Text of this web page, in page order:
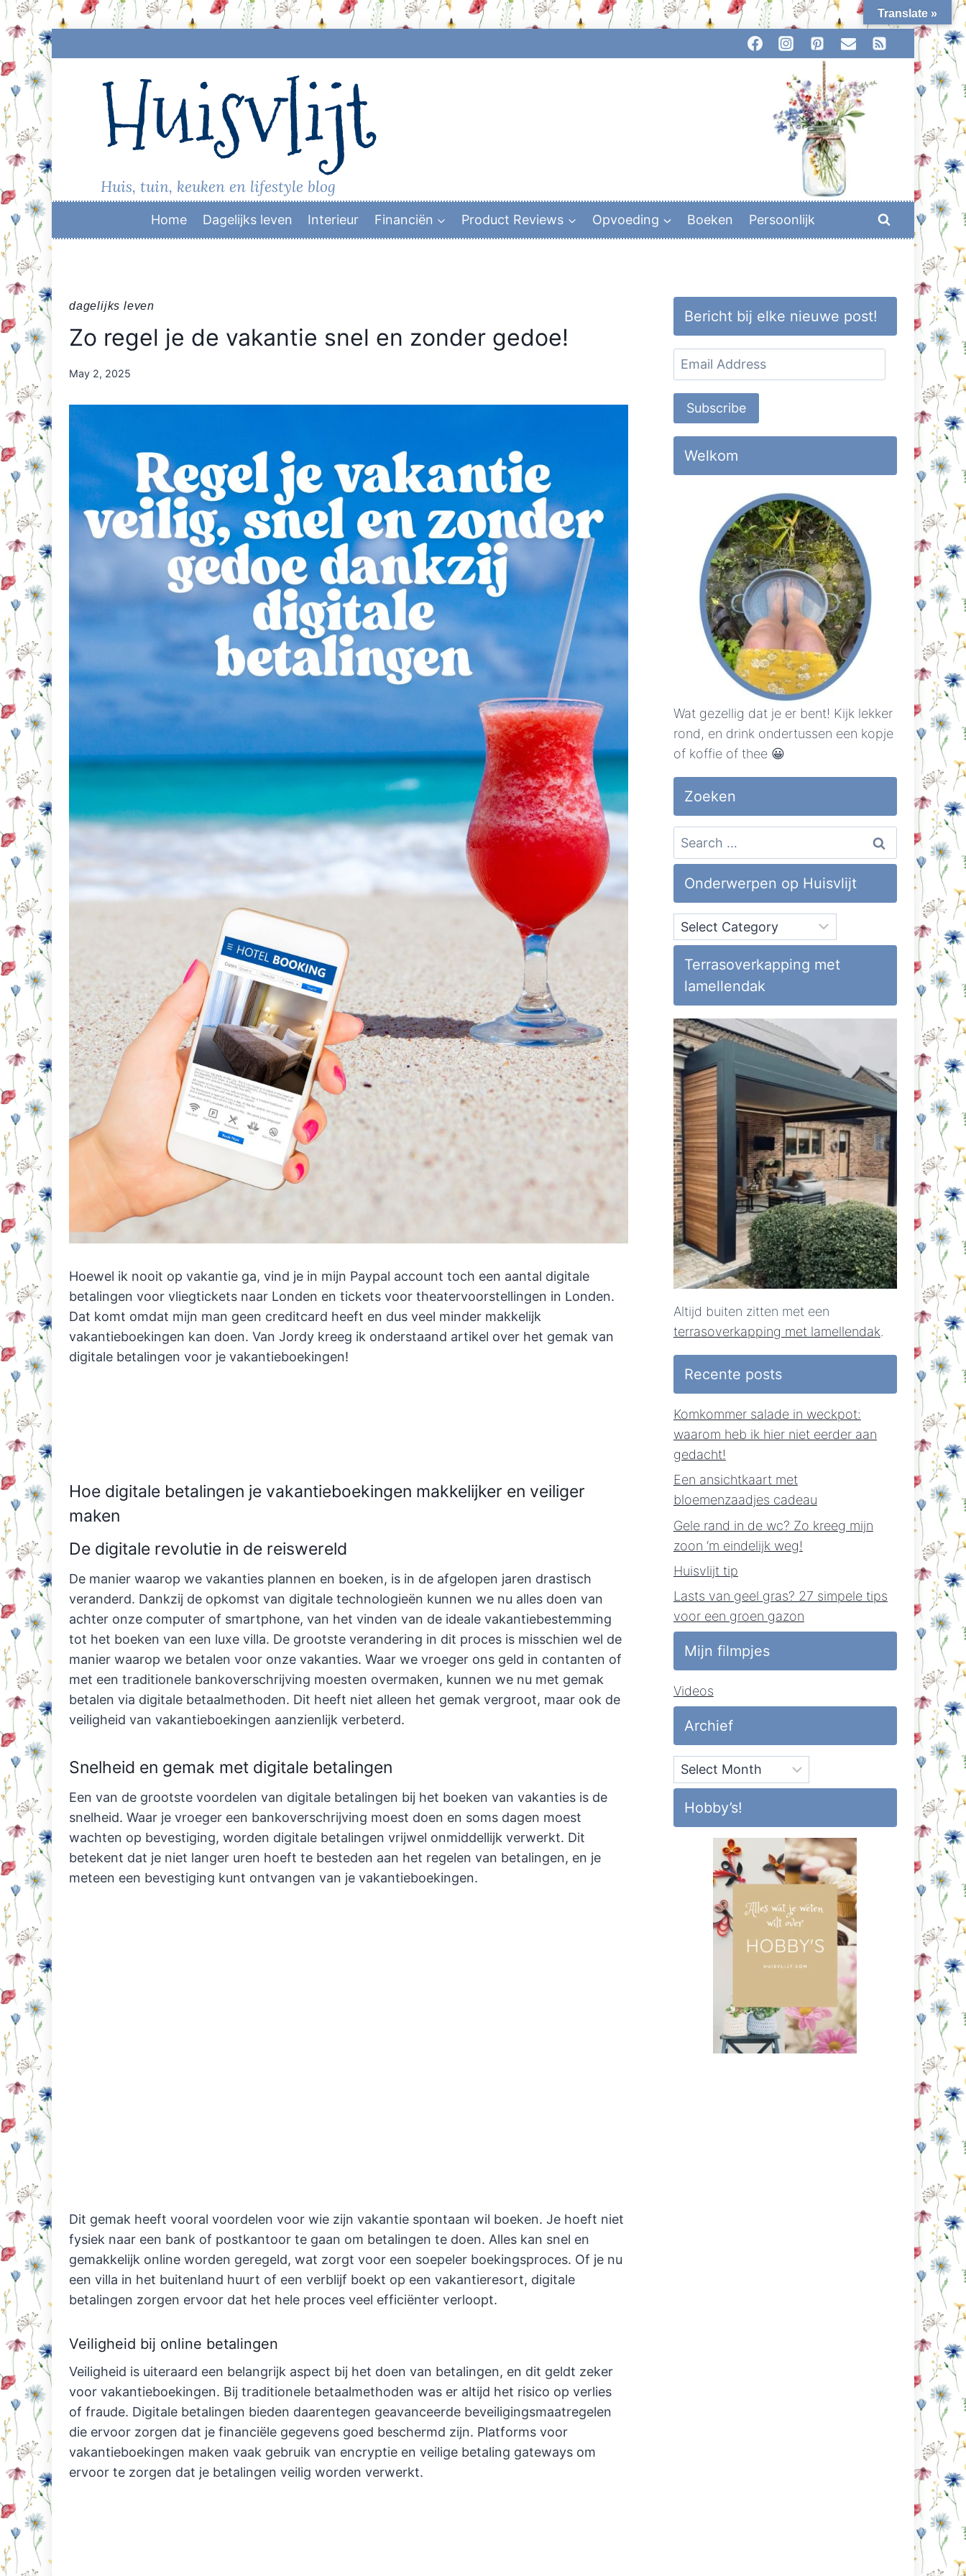
Skip
to
Huisvlijt
Huis, tuin, keuken en lifestyle blog
Home Dagelijks leven Interieur Financiën Product Reviews Opvoeding Boeken Persoonlijk
dagelijks leven
Zo regel je de vakantie snel en zonder gedoe!
By
Orriëns
May 2, 2025
Hoewel ik nooit op vakantie ga, vind je in mijn Paypal account toch een aantal digitale
betalingen voor vliegtickets naar Londen en tickets voor theatervoorstellingen in Londen.
Dat komt omdat mijn man geen creditcard heeft en dus veel minder makkelijk
vakantieboekingen kan doen. Van Jordy kreeg ik onderstaand artikel over het gemak van
digitale betalingen voor je vakantieboekingen!
Hoe digitale betalingen je vakantieboekingen makkelijker en veiliger
maken
De digitale revolutie in de reiswereld
De manier waarop we vakanties plannen en boeken, is in de afgelopen jaren drastisch
veranderd. Dankzij de opkomst van digitale technologieën kunnen we nu alles doen van
achter onze computer of smartphone, van het vinden van de ideale vakantiebestemming
tot het boeken van een luxe villa. De grootste verandering in dit proces is misschien wel de
manier waarop we betalen voor onze vakanties. Waar we vroeger ons geld in contanten of
met een traditionele bankoverschrijving moesten overmaken, kunnen we nu met gemak
betalen via digitale betaalmethoden. Dit heeft niet alleen het gemak vergroot, maar ook de
veiligheid van vakantieboekingen aanzienlijk verbeterd.
Snelheid en gemak met digitale betalingen
Een van de grootste voordelen van digitale betalingen bij het boeken van vakanties is de
snelheid. Waar je vroeger een bankoverschrijving moest doen en soms dagen moest
wachten op bevestiging, worden digitale betalingen vrijwel onmiddellijk verwerkt. Dit
betekent dat je niet langer uren hoeft te besteden aan het regelen van betalingen, en je
meteen een bevestiging kunt ontvangen van je vakantieboekingen.
Dit gemak heeft vooral voordelen voor wie zijn vakantie spontaan wil boeken. Je hoeft niet
fysiek naar een bank of postkantoor te gaan om betalingen te doen. Alles kan snel en
gemakkelijk online worden geregeld, wat zorgt voor een soepeler boekingsproces. Of je nu
een villa in het buitenland huurt of een verblijf boekt op een vakantieresort, digitale
betalingen zorgen ervoor dat het hele proces veel efficiënter verloopt.
Veiligheid bij online betalingen
Veiligheid is uiteraard een belangrijk aspect bij het doen van betalingen, en dit geldt zeker
voor vakantieboekingen. Bij traditionele betaalmethoden was er altijd het risico op verlies
of fraude. Digitale betalingen bieden daarentegen geavanceerde beveiligingsmaatregelen
die ervoor zorgen dat je financiële gegevens goed beschermd zijn. Platforms voor
vakantieboekingen maken vaak gebruik van encryptie en veilige betaling gateways om
ervoor te zorgen dat je betalingen veilig worden verwerkt.
Bericht bij elke nieuwe post!
Email
Address
Subscribe
Welkom
Wat gezellig dat je er bent! Kijk lekker
rond, en drink ondertussen een kopje
of koffie of thee 😀
Zoeken
Search
for:
Onderwerpen op Huisvlijt
Onderwerpen
op
Huisvlijt
Terrasoverkapping met
lamellendak
Altijd buiten zitten met een
terrasoverkapping met lamellendak.
Recente posts
Komkommer salade in weckpot:
waarom heb ik hier niet eerder aan
gedacht!
Een ansichtkaart met
bloemenzaadjes cadeau
Gele rand in de wc? Zo kreeg mijn
zoon ‘m eindelijk weg!
Huisvlijt tip
Lasts van geel gras? 27 simpele tips
voor een groen gazon
Mijn filmpjes
Videos
Archief
Archief
Hobby’s!
Translate »